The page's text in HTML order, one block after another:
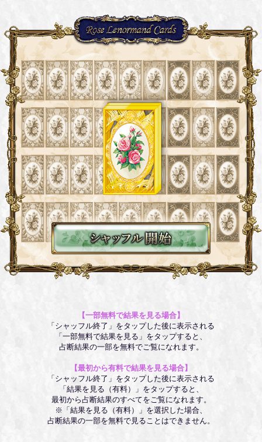
【一部無料で結果を見る場合】
「シャッフル終了」をタップした後に表示される
「一部無料で結果を見る」をタップすると、
占断結果の一部を無料でご覧になれます。
【最初から有料で結果を見る場合】
「シャッフル終了」をタップした後に表示される
「結果を見る（有料）」をタップすると、
最初から占断結果のすべてをご覧になれます。
※「結果を見る（有料）」を選択した場合、
占断結果の一部を無料で見ることはできません。